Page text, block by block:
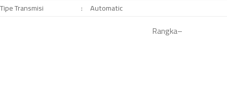
Tipe Transmisi
: Automatic
Rangka–